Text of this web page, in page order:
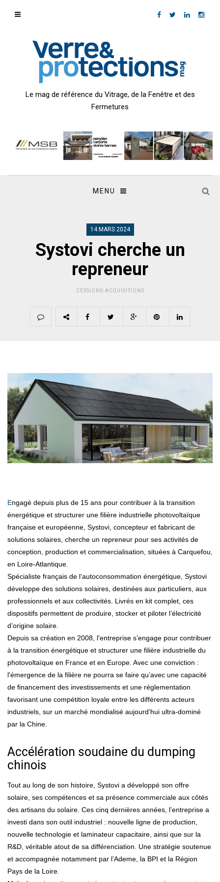
Le mag de référence du Vitrage, de la Fenêtre et des
Fermetures
MENU
14 MARS 2024
Systovi cherche un
repreneur
CESSIONS-ACQUISITIONS
Engagé depuis plus de 15 ans pour contribuer à la transition
énergétique et structurer une filière industrielle photovoltaïque
française et européenne, Systovi, concepteur et fabricant de
solutions solaires, cherche un repreneur pour ses activités de
conception, production et commercialisation, situées à Carquefou,
en Loire-Atlantique.
Spécialiste français de l’autoconsommation énergétique, Systovi
développe des solutions solaires, destinées aux particuliers, aux
professionnels et aux collectivités. Livrés en kit complet, ces
dispositifs permettent de produire, stocker et piloter l’électricité
d’origine solaire.
Depuis sa création en 2008, l'entreprise s’engage pour contribuer
à la transition énergétique et structurer une filière industrielle du
photovoltaïque en France et en Europe. Avec une conviction :
l'émergence de la filière ne pourra se faire qu’avec une capacité
de financement des investissements et une réglementation
favorisant une compétition loyale entre les différents acteurs
industriels, sur un marché mondialisé aujourd’hui ultra-dominé
par la Chine.
Accélération soudaine du dumping
chinois
Tout au long de son histoire, Systovi a développé son offre
solaire, ses compétences et sa présence commerciale aux côtés
des artisans du solaire. Ces cinq dernières années, l’entreprise a
investi dans son outil industriel : nouvelle ligne de production,
nouvelle technologie et laminateur capacitaire, ainsi que sur la
R&D, véritable atout de sa différenciation. Une stratégie soutenue
et accompagnée notamment par l’Ademe, la BPI et la Région
Pays de la Loire.